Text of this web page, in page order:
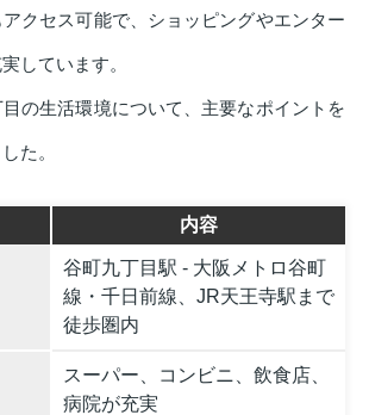
クセス可能で、ショッピングやエンター
しています。
の生活環境について、主要なポイントを
た。
内容
谷町九丁目駅 - 大阪メトロ谷町
線・千日前線、JR天王寺駅まで
徒歩圏内
スーパー、コンビニ、飲食店、
病院が充実